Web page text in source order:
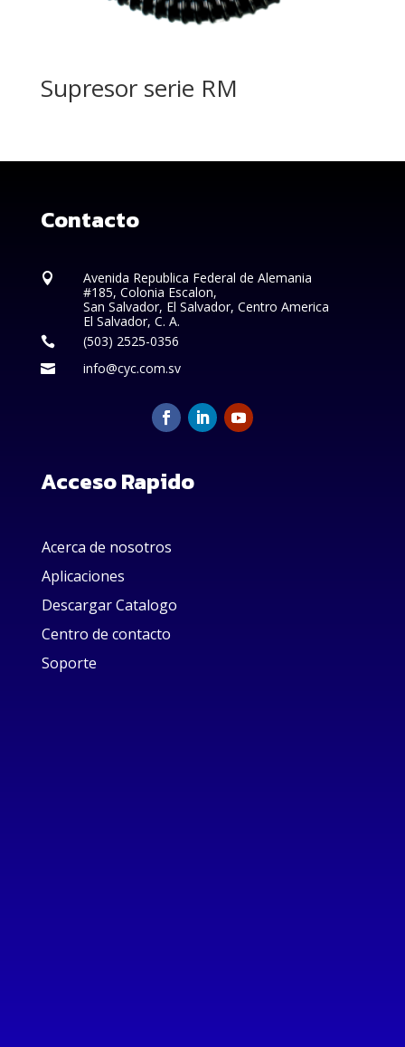
Supresor serie RM
Contacto

Avenida Republica Federal de Alemania
#185, Colonia Escalon,
San Salvador, El Salvador, Centro America
El Salvador, C. A.
 (503) 2525-0356
 info@cyc.com.sv
Acceso Rapido
Acerca de nosotros
Aplicaciones
Descargar Catalogo
Centro de contacto
Soporte